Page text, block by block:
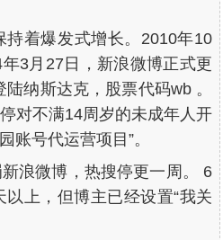
着爆发式增长。2010年10
3月27日，新浪微博正式更
纳斯达克，股票代码wb 。
对不满14周岁的未成年人开
账号代运营项目”。
浪微博，热搜停更一周。 6
上，但博主已经设置“我关